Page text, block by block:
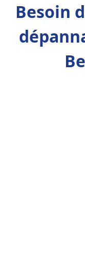
Besoin